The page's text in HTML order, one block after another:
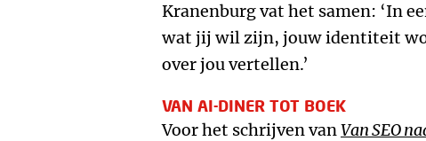
Kranenburg vat het samen: ‘In
wat jij wil zijn, jouw identiteit
over jou vertellen.’
VAN AI-DINER TOT BOEK
Voor het schrijven vanVan SEO